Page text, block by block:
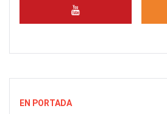
EN PORTADA